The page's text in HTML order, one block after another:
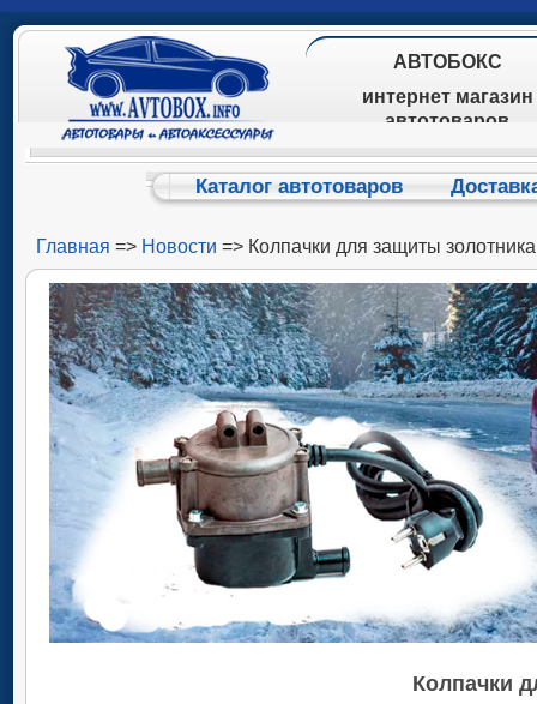
АВТОБОКС
интернет магазин
автотоваров
Каталог автотоваров
Главная => Новости => Колпачки для защиты золотника
Колпачки